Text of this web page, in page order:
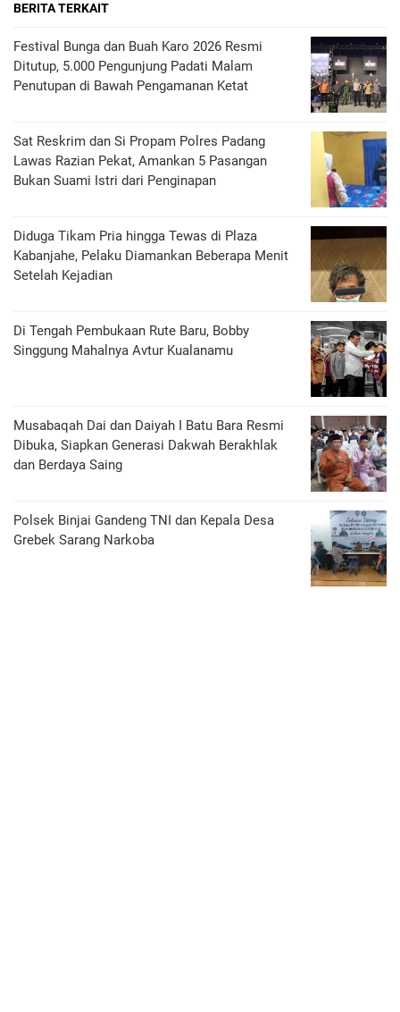
BERITA TERKAIT
Festival Bunga dan Buah Karo 2026 Resmi
Ditutup, 5.000 Pengunjung Padati Malam
Penutupan di Bawah Pengamanan Ketat
Sat Reskrim dan Si Propam Polres Padang
Lawas Razian Pekat, Amankan 5 Pasangan
Bukan Suami Istri dari Penginapan
Diduga Tikam Pria hingga Tewas di Plaza
Kabanjahe, Pelaku Diamankan Beberapa Menit
Setelah Kejadian
Di Tengah Pembukaan Rute Baru, Bobby
Singgung Mahalnya Avtur Kualanamu
Musabaqah Dai dan Daiyah I Batu Bara Resmi
Dibuka, Siapkan Generasi Dakwah Berakhlak
dan Berdaya Saing
Polsek Binjai Gandeng TNI dan Kepala Desa
Grebek Sarang Narkoba